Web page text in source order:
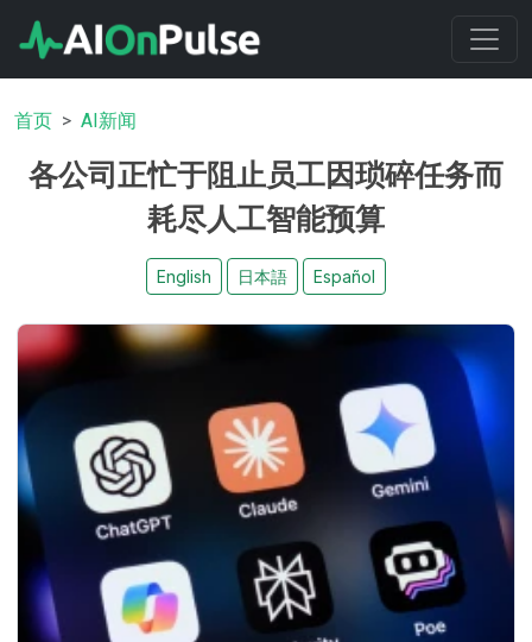
首页 AI新闻
各公司正忙于阻止员工因琐碎任务而
耗尽人工智能预算
English 日本語 Español